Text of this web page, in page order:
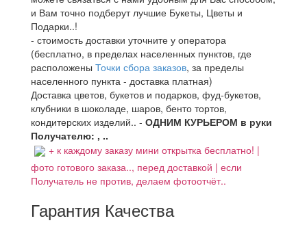
и Вам точно подберут лучшие Букеты, Цветы и
Подарки..!
- стоимость доставки уточните у оператора
(бесплатно, в пределах населенных пунктов, где
расположены Точки сбора заказов, за пределы
населенного пункта - доставка платная)
Доставка цветов, букетов и подарков, фуд-букетов,
клубники в шоколаде, шаров, бенто тортов,
кондитерских изделий.. - ОДНИМ КУРЬЕРОМ в руки
Получателю: , ..
+ к каждому заказу мини открытка бесплатно! |
фото готового заказа.., перед доставкой | если
Получатель не против, делаем фотоотчёт..
Гарантия Качества